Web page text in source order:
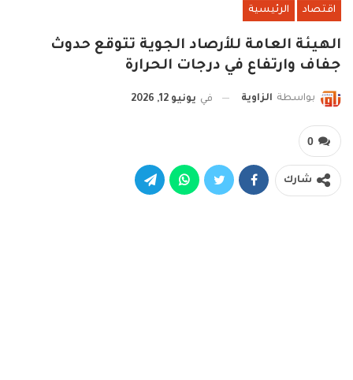
اقتصاد الرئيسية
الهيئة العامة للأرصاد الجوية تتوقع حدوث
جفاف وارتفاع في درجات الحرارة
بواسطة الزاوية في يونيو 12, 2026
0
شارك